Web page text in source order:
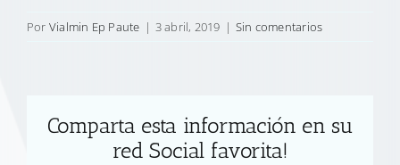
Por Vialmin Ep Paute | 3 abril, 2019 | Sin comentarios
Comparta esta información en su
red Social favorita!